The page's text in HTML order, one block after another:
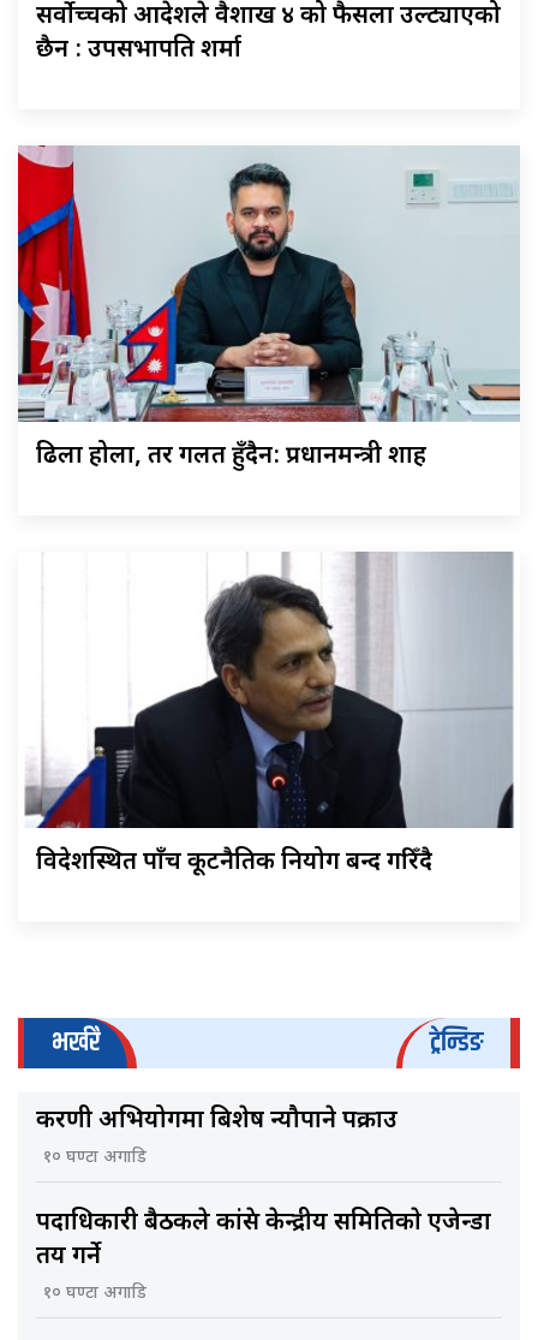
सर्वोच्चको आदेशले वैशाख ४ को फैसला उल्ट्याएको
छैन : उपसभापति शर्मा
ढिला होला, तर गलत हुँदैन: प्रधानमन्त्री शाह
विदेशस्थित पाँच कूटनैतिक नियोग बन्द गरिँदै
भर्खरै ट्रेन्डिङ
करणी अभियोगमा बिशेष न्यौपाने पक्राउ
१० घण्टा अगाडि
पदाधिकारी बैठकले कांग्रेस केन्द्रीय समितिकाे एजेन्डा
तय गर्ने
१० घण्टा अगाडि